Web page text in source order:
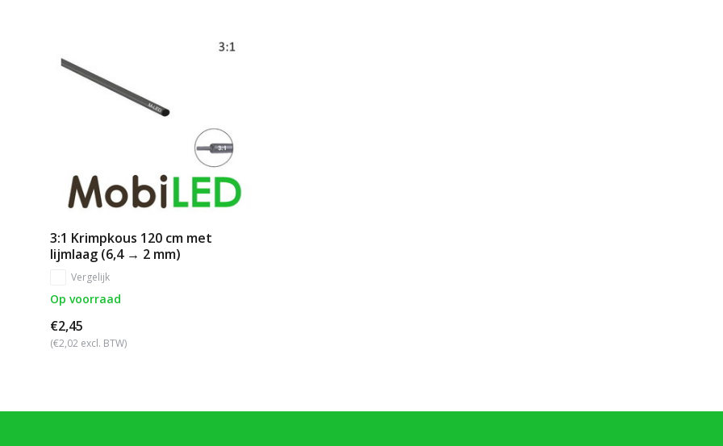
3:1 Krimpkous 120 cm met
lijmlaag (6,4 → 2 mm)
Vergelijk
Op voorraad
€2,45
(€2,02 excl. BTW)